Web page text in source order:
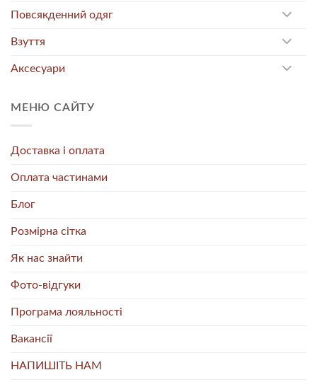
Повсякденний одяг
Взуття
Аксесуари
МЕНЮ САЙТУ
Доставка і оплата
Оплата частинами
Блог
Розмірна сітка
Як нас знайти
Фото-відгуки
Програма лояльності
Вакансії
НАПИШІТЬ НАМ